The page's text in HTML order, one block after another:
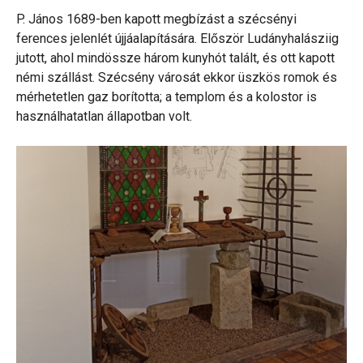
P. János 1689-ben kapott megbízást a szécsényi
ferences jelenlét újjáalapítására. Először Ludányhalásziig
jutott, ahol mindössze három kunyhót talált, és ott kapott
némi szállást. Szécsény városát ekkor üszkös romok és
mérhetetlen gaz borította; a templom és a kolostor is
használhatatlan állapotban volt.